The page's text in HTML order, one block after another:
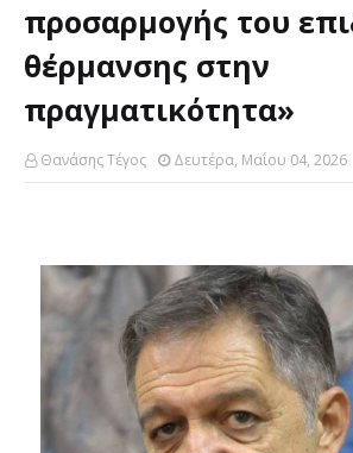
προσαρμογής του
θέρμανσης στην
πραγματικότητα»
Θανάσης Τέγος Δευτέρα, Μαΐου 04, 2026